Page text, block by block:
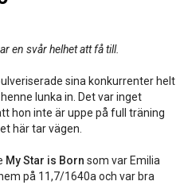
en svår helhet att få till.
sina konkurrenter helt
lunka in. Det var inget
hon inte är uppe på full träning
här tar vägen.
My Star is Born som var Emilia
på 11,7/1640a och var bra